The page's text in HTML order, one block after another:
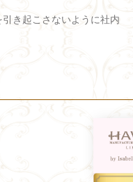
き起こさないように社内